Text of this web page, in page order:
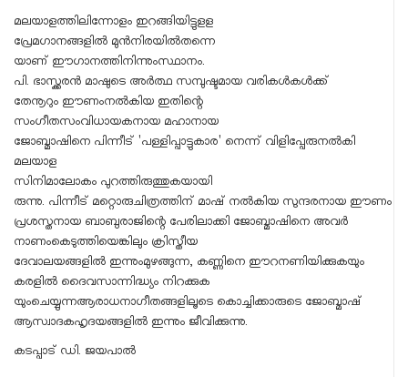
മലയാളത്തിലിന്നോളം ഇറങ്ങിയിട്ടുളള
പ്രേമഗാനങ്ങളിൽ മുൻനിരയിൽതന്നെ
യാണ് ഈഗാനത്തിനിന്നുംസ്ഥാനം.
പി. ഭാസ്ക്കരൻ മാഷുടെ അർത്ഥ സമ്പുഷ്ടമായ വരികൾകൾക്ക്
തേനൂറും ഈണംനൽകിയ ഇതിന്റെ
സംഗീതസംവിധായകനായ മഹാനായ
ജോബ്മാഷിനെ പിന്നീട് 'പള്ളിപ്പാട്ടുകാര' നെന്ന് വിളിപ്പേരുനൽകി
മലയാള
സിനിമാലോകം പുറത്തിരുത്തുകയായി
രുന്നു. പിന്നീട് മറ്റൊരുചിത്രത്തിന് മാഷ് നൽകിയ സുന്ദരനായ ഈണം
പ്രശസ്തനായ ബാബുരാജിന്റെ പേരിലാക്കി ജോബ്മാഷിനെ അവർ
നാണംകെടുത്തിയെങ്കിലും ക്രിസ്തീയ
ദേവാലയങ്ങളിൽ ഇന്നുംമുഴങ്ങുന്ന, കണ്ണിനെ ഈറനണിയിക്കുകയും
കരളിൽ ദൈവസാന്നിദ്ധ്യം നിറക്കുക
യുംചെയ്യുന്നആരാധനാഗീതങ്ങളിലൂടെ കൊച്ചിക്കാരുടെ ജോബ്മാഷ്
ആസ്വാദകഹൃദയങ്ങളിൽ ഇന്നും ജീവിക്കുന്നു.
കടപ്പാട് ഡി. ജയപാൽ